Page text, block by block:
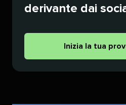
derivante dai
Inizia la tua